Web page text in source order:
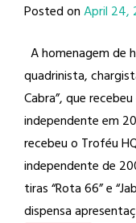
Posted onApril 24,
A homenagem de
quadrinista,
Cabra”, que
independente em
recebeu o Troféu
independente de
tiras “Rota 66” e
dispensa